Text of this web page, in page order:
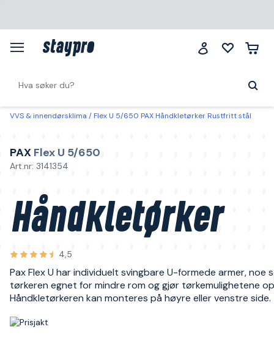
VVS & innendørsklima Flex U 5/650 PAX Håndkletørker Rustfritt stål
PAX Flex U 5/650
Art.nr: 3141354
Håndkletørker
4,5
Pax Flex U har individuelt svingbare U-formede armer, noe
tørkeren egnet for mindre rom og gjør tørkemulighetene
Håndkletørkeren kan monteres på høyre eller venstre side.